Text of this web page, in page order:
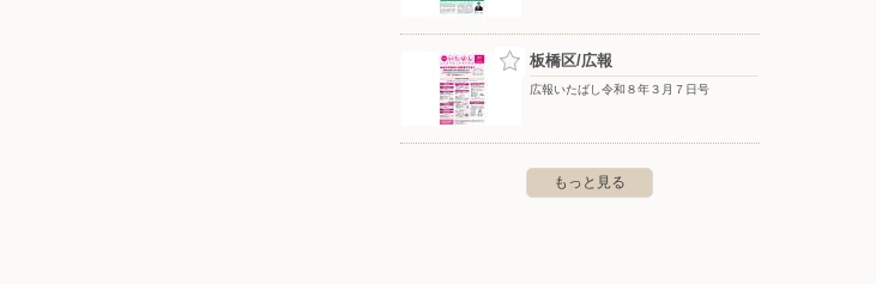
板橋区/広報
広報いたばし令和８年３月７日号
もっと見る